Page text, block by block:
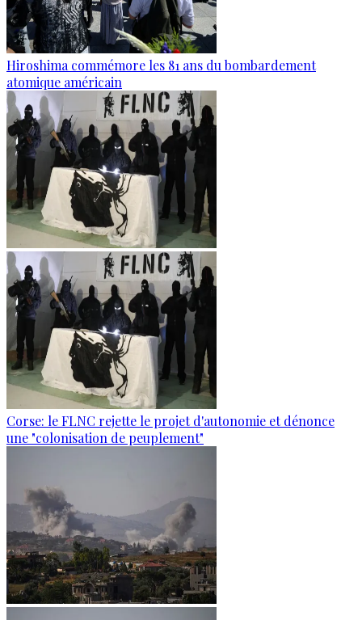
Hiroshima commémore les 81 ans du bombardement
atomique américain
Corse: le FLNC rejette le projet d'autonomie et dénonce
une "colonisation de peuplement"